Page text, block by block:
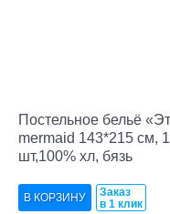
Постельное бельё
mermaid 143*215 см,
шт,100% хл, бязь
Заказ
в 1 клик